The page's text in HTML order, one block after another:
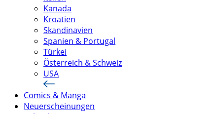
Kanada
Kroatien
Skandinavien
Spanien & Portugal
Türkei
Österreich & Schweiz
USA
Comics & Manga
Neuerscheinungen